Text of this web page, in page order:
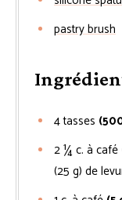
pastry brush
4tasses
2 ¼c. à café
(25 g) de